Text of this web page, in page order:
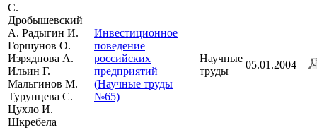
С.
Дробышевский
А. Радыгин И.
Горшунов О.
Изряднова А.
Ильин Г.
Мальгинов М.
Турунцева С.
Цухло И.
Шкребела
Инвестиционное
поведение
российских
предприятий
(Научные труды
№65)
Научные
труды
05.01.2004